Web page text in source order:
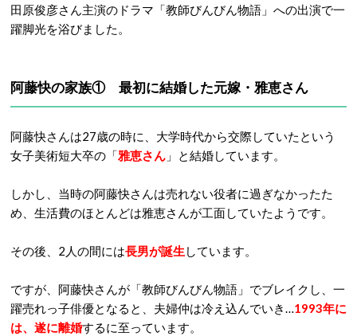
田原俊彦さん主演のドラマ「教師びんびん物語」への出演で一
躍脚光を浴びました。
阿藤快の家族① 最初に結婚した元嫁・雅恵さん
阿藤快さんは27歳の時に、大学時代から交際していたという
女子美術短大卒の「雅恵さん 」と結婚しています。
しかし、当時の阿藤快さんは売れない役者に過ぎなかったた
め、生活費のほとんどは雅恵さんが工面していたようです。
その後、2人の間には長男が誕生 しています。
ですが、阿藤快さんが「教師びんびん物語」でブレイクし、一
躍売れっ子俳優となると、夫婦仲は冷え込んでいき…1993年に
は、遂に離婚するに至っています。